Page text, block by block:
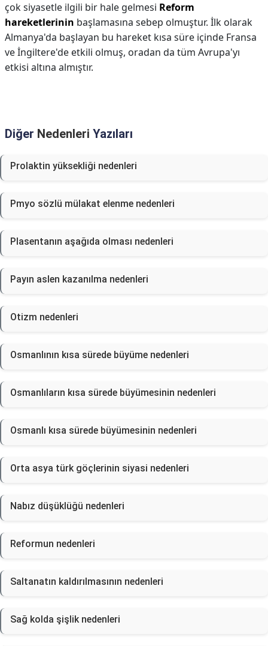
çok siyasetle ilgili bir hale gelmesi Reform
hareketlerinin başlamasına sebep olmuştur. İlk olarak
Almanya'da başlayan bu hareket kısa süre içinde Fransa
ve İngiltere'de etkili olmuş, oradan da tüm Avrupa'yı
etkisi altına almıştır.
Diğer Nedenleri Yazıları
Prolaktin yüksekliği nedenleri
Pmyo sözlü mülakat elenme nedenleri
Plasentanın aşağıda olması nedenleri
Payın aslen kazanılma nedenleri
Otizm nedenleri
Osmanlının kısa sürede büyüme nedenleri
Osmanlıların kısa sürede büyümesinin nedenleri
Osmanlı kısa sürede büyümesinin nedenleri
Orta asya türk göçlerinin siyasi nedenleri
Nabız düşüklüğü nedenleri
Reformun nedenleri
Saltanatın kaldırılmasının nedenleri
Sağ kolda şişlik nedenleri